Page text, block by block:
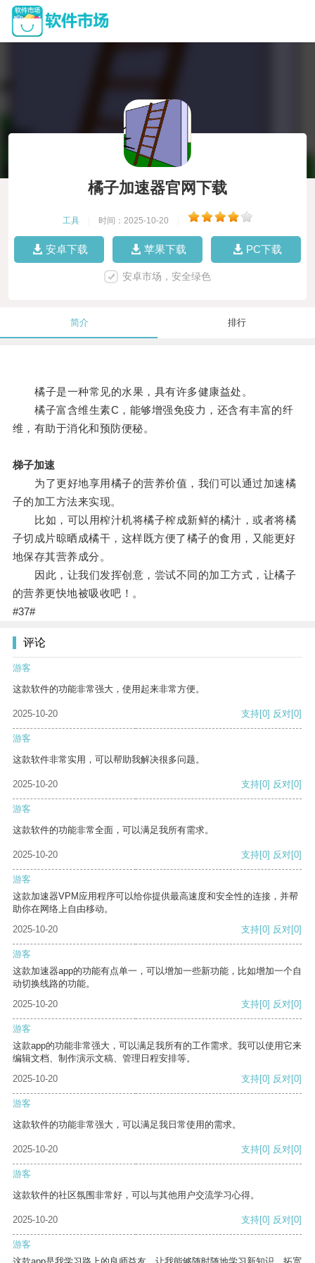
橘子加速器官网下载
工具 时间：2025-10-20
安卓下载 苹果下载 PC下载
安卓市场，安全绿色
简介 排行
橘子是一种常见的水果，具有许多健康益处。
橘子富含维生素C，能够增强免疫力，还含有丰富的纤
维，有助于消化和预防便秘。
梯子加速
为了更好地享用橘子的营养价值，我们可以通过加速橘
子的加工方法来实现。
比如，可以用榨汁机将橘子榨成新鲜的橘汁，或者将橘
子切成片晾晒成橘干，这样既方便了橘子的食用，又能更好
地保存其营养成分。
因此，让我们发挥创意，尝试不同的加工方式，让橘子
的营养更快地被吸收吧！。
#37#
评论
游客
这款软件的功能非常强大，使用起来非常方便。
2025-10-20 支持[0] 反对[0]
游客
这款软件非常实用，可以帮助我解决很多问题。
2025-10-20 支持[0] 反对[0]
游客
这款软件的功能非常全面，可以满足我所有需求。
2025-10-20 支持[0] 反对[0]
游客
这款加速器VPM应用程序可以给你提供最高速度和安全性的连接，并帮
助你在网络上自由移动。
2025-10-20
支持[0] 反对[0]
游客
这款加速器app的功能有点单一，可以增加一些新功能，比如增加一个自
动切换线路的功能。
2025-10-20
支持[0] 反对[0]
游客
这款app的功能非常强大，可以满足我所有的工作需求。我可以使用它来
编辑文档、制作演示文稿、管理日程安排等。
2025-10-20
支持[0] 反对[0]
游客
这款软件的功能非常强大，可以满足我日常使用的需求。
2025-10-20 支持[0] 反对[0]
游客
这款软件的社区氛围非常好，可以与其他用户交流学习心得。
2025-10-20 支持[0] 反对[0]
游客